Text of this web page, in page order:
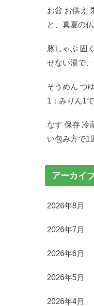
お盆 お供え
と、真夏の
豚しゃぶ 固
せない湯で
そうめん つ
1：みりん1
なす 保存 冷
い包み方で1
アーカイ
2026年8月
2026年7月
2026年6月
2026年5月
2026年4月